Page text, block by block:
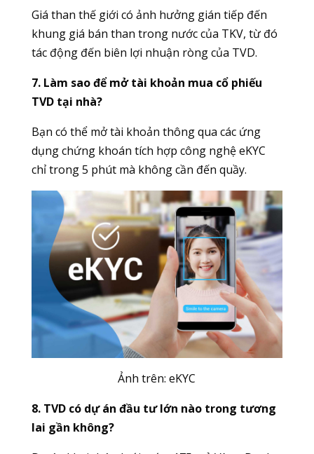
Giá than thế giới có ảnh hưởng gián tiếp đến
khung giá bán than trong nước của TKV, từ đó
tác động đến biên lợi nhuận ròng của TVD.
7. Làm sao để mở tài khoản mua cổ phiếu
TVD tại nhà?
Bạn có thể mở tài khoản thông qua các ứng
dụng chứng khoán tích hợp công nghệ eKYC
chỉ trong 5 phút mà không cần đến quầy.
Ảnh trên:eKYC
8. TVD có dự án đầu tư lớn nào trong tương
lai gần không?